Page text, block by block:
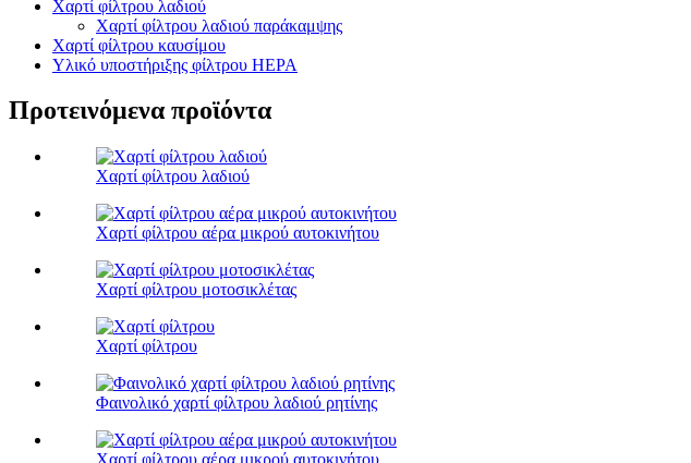
Χαρτί φίλτρου λαδιού
Χαρτί φίλτρου λαδιού παράκαμψης
Χαρτί φίλτρου καυσίμου
Υλικό υποστήριξης φίλτρου HEPA
Προτεινόμενα προϊόντα
Χαρτί φίλτρου λαδιού
Χαρτί φίλτρου αέρα μικρού αυτοκινήτου
Χαρτί φίλτρου μοτοσικλέτας
Χαρτί φίλτρου
Φαινολικό χαρτί φίλτρου λαδιού ρητίνης